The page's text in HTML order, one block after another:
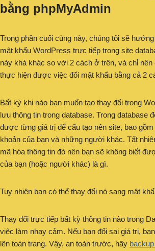
bằng phpMyAdmin
Trong phần cuối cùng này, chúng tôi sẽ
mật khẩu WordPress trực tiếp trong site
này khá khác so với 2 cách ở trên, và chỉ nên
thực hiện được việc đổi mật khẩu bằng cả 2
Bất kỳ khi nào bạn muốn tạo thay đổi trong
lưu thông tin trong database. Trong database
được từng giá trị để cấu tạo nên site, bao
khoản của bạn và những người khác. Tất
mã hóa thông tin đó nên bạn sẽ không biết
của bạn (hoặc người khác) là gì.
Tuy nhiên bạn có thể thay đổi nó sang mật
Thay đổi trực tiếp bất kỳ thông tin nào trong
việc làm nhạy cảm. Nếu bạn đổi sai giá trị,
lên toàn trang. Vậy, an toàn trước, hãy